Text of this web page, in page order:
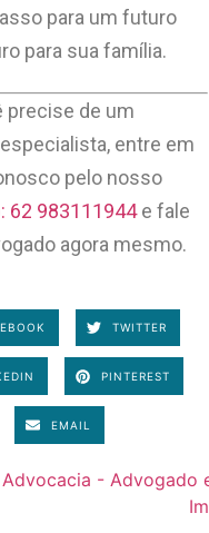
para um futuro
para sua família.
precise de um
entre em
pelo nosso
62 983111944e fale
agora mesmo.
TWITTER
PINTEREST
EMAIL